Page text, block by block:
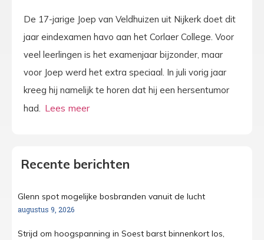
De 17-jarige Joep van Veldhuizen uit Nijkerk doet dit
jaar eindexamen havo aan het Corlaer College. Voor
veel leerlingen is het examenjaar bijzonder, maar
voor Joep werd het extra speciaal. In juli vorig jaar
kreeg hij namelijk te horen dat hij een hersentumor
had.
Recente berichten
Glenn spot mogelijke bosbranden vanuit de lucht
augustus 9, 2026
Strijd om hoogspanning in Soest barst binnenkort los,